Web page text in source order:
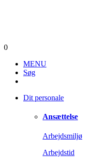
0
MENU
Søg
Dit personale
Ansættelse
Arbejdsmiljø
Arbejdstid